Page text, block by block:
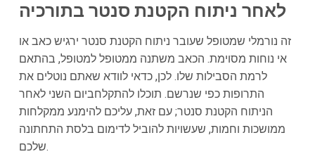
לאחר ניתוח הקטנת סנטר בתורכיה
זה נורמלי שמטופל שעובר ניתוח הקטנת סנטר ירגיש כאב או
אי נוחות מסוימת. הכאב משתנה ממטופל למטופל, בהתאם
לרמת הסבילות שלו. לכן, כדאי לוודא שאתם נוטלים את
התרופות כפי שנרשם. תוכלו להתקלחביום השני לאחר
הניתוח הקטנת סנטר; עם זאת, עליכם להימנע ממקלחות
ממושכות וחמות, שעשויות להוביל לדימום בלסת התחתונה
שלכם.